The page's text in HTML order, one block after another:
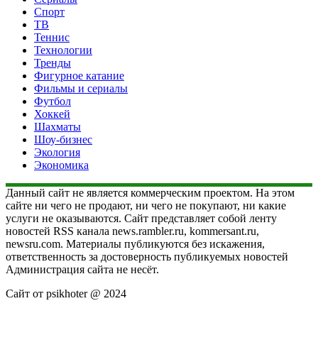
Спорт
ТВ
Теннис
Технологии
Тренды
Фигурное катание
Фильмы и сериалы
Футбол
Хоккей
Шахматы
Шоу-бизнес
Экология
Экономика
Данный сайт не является коммерческим проектом. На этом
сайте ни чего не продают, ни чего не покупают, ни какие
услуги не оказываются. Сайт представляет собой ленту
новостей RSS канала news.rambler.ru, kommersant.ru,
newsru.com. Материалы публикуются без искажения,
ответственность за достоверность публикуемых новостей
Администрация сайта не несёт.
Сайт от psikhoter @ 2024